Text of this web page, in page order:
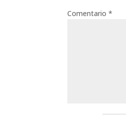
Comentario*